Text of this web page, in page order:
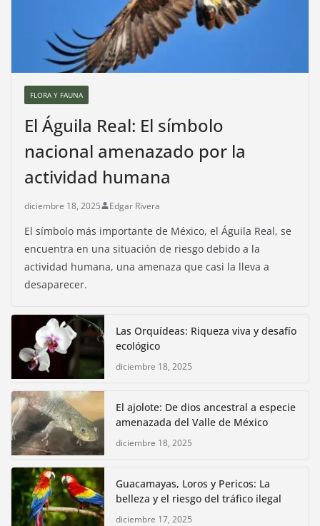
FLORA Y FAUNA
El Águila Real: El símbolo
nacional amenazado por la
actividad humana
diciembre 18, 2025 Edgar Rivera
El símbolo más importante de México, el Águila Real, se
encuentra en una situación de riesgo debido a la
actividad humana, una amenaza que casi la lleva a
desaparecer.
Las Orquídeas: Riqueza viva y desafío
ecológico
diciembre 18, 2025
El ajolote: De dios ancestral a especie
amenazada del Valle de México
diciembre 18, 2025
Guacamayas, Loros y Pericos: La
belleza y el riesgo del tráfico ilegal
diciembre 17, 2025